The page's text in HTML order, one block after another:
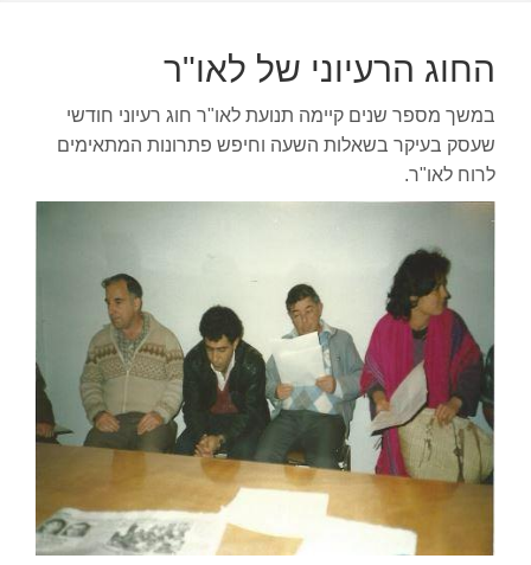
החוג הרעיוני של לאו"ר
במשך מספר שנים קיימה תנועת לאו"ר חוג רעיוני חודשי
שעסק בעיקר בשאלות השעה וחיפש פתרונות המתאימים
לרוח לאו"ר.